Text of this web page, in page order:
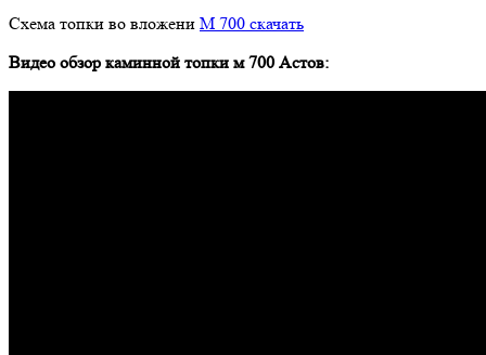
Схема топки во вложени М 700 скачать
Видео обзор каминной топки м 700 Астов: